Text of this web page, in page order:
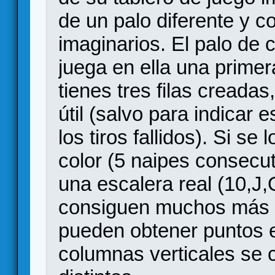
de un palo diferente y
imaginarios. El palo de
juega en ella una
tienes tres filas
útil (salvo para indicar
los tiros fallidos). Si se
color (5 naipes
una escalera real
consiguen muchos
pueden obtener puntos
columnas verticales se